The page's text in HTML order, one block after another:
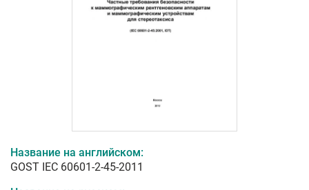
Название на английском:
GOST IEC 60601-2-45-2011